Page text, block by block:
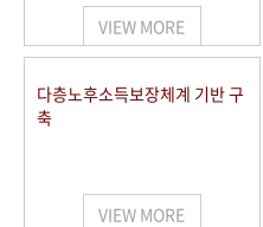
세계와 함께 한 KIHASA
VR 역사관
VIEW MORE
다층노후소득보장체계 기반 구
축
VIEW MORE